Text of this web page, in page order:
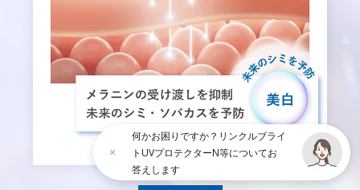
何かお困りですか？リンクルブライ
トUVプロテクターN等についてお
答えします